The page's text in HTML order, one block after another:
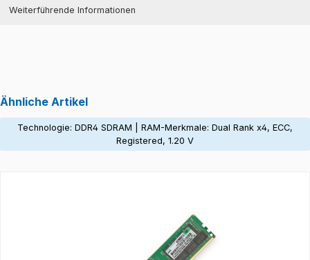
Weiterführende Informationen
Ähnliche Artikel
Technologie: DDR4 SDRAM | RAM-Merkmale: Dual Rank x4, ECC,
Registered, 1.20 V